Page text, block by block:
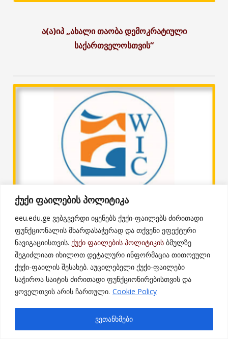
ქუქი ფაილების პოლიტიკა
eeu.edu.ge ვებგვერდი იყენებს ქუქი-ფაილებს ძირითადი
ფუნქციონალის მხარდასაჭერად და თქვენი ეფექტური
ნავიგაციისთვის. ქუქი ფაილების პოლიტიკის ბმულზე
შეგიძლიათ იხილოთ დეტალური ინფორმაცია თითოეული
ქუქი-ფაილის შესახებ. აუცილებელი ქუქი-ფაილები
საჭიროა საიტის ძირითადი ფუნქციონირებისთვის და
ყოველთვის არის ჩართული. Cookie Policy
ვეთანხმები
ა(ა)იპ „ახალი თაობა დემოკრატიული
საქართველოსთვის“
ქალთა საინფორმაციო ცენტრი